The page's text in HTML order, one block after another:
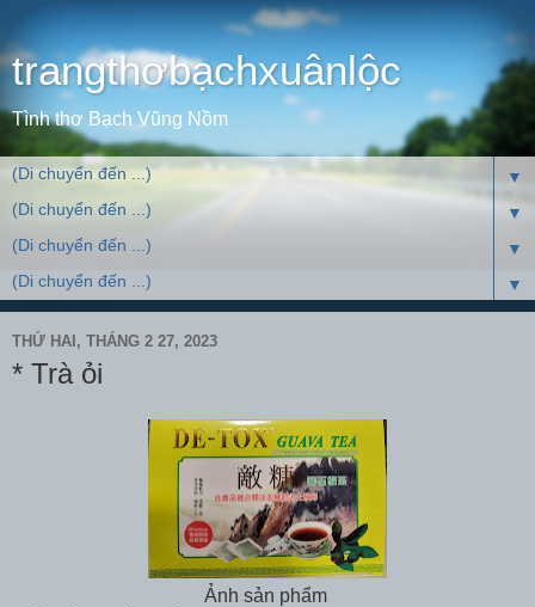
trangthơbạchxuânlộc
Tình thơ Bạch Vũng Nồm
▼
▼
▼
▼
THỨ HAI, THÁNG 2 27, 2023
* Trà ỏi
Ảnh sản phẩm